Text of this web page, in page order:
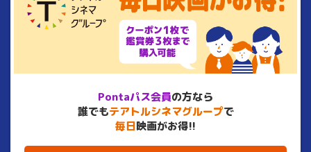
Pontaパス会員の方なら
誰でもテアトルシネマグループで
毎日映画がお得!!